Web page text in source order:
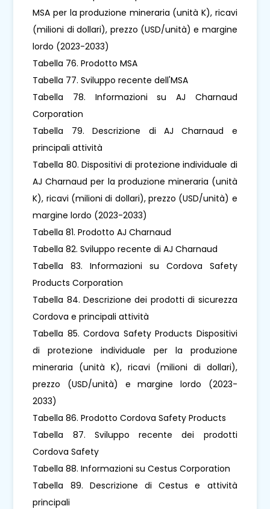
MSA per la produzione mineraria (unità K), ricavi
(milioni di dollari), prezzo (USD/unità) e margine
lordo (2023-2033)
Tabella 76. Prodotto MSA
Tabella 77. Sviluppo recente dell'MSA
Tabella 78. Informazioni su AJ Charnaud
Corporation
Tabella 79. Descrizione di AJ Charnaud e
principali attività
Tabella 80. Dispositivi di protezione individuale di
AJ Charnaud per la produzione mineraria (unità
K), ricavi (milioni di dollari), prezzo (USD/unità) e
margine lordo (2023-2033)
Tabella 81. Prodotto AJ Charnaud
Tabella 82. Sviluppo recente di AJ Charnaud
Tabella 83. Informazioni su Cordova Safety
Products Corporation
Tabella 84. Descrizione dei prodotti di sicurezza
Cordova e principali attività
Tabella 85. Cordova Safety Products Dispositivi
di protezione individuale per la produzione
mineraria (unità K), ricavi (milioni di dollari),
prezzo (USD/unità) e margine lordo (2023-
2033)
Tabella 86. Prodotto Cordova Safety Products
Tabella 87. Sviluppo recente dei prodotti
Cordova Safety
Tabella 88. Informazioni su Cestus Corporation
Tabella 89. Descrizione di Cestus e attività
principali